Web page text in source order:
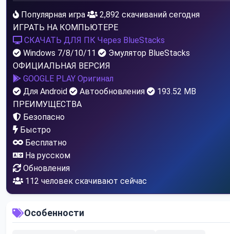
Популярная игра
2,892 скачиваний сегодня
ИГРАТЬ НА КОМПЬЮТЕРЕ
СКАЧАТЬ ДЛЯ ПК Через BlueStacks
Windows 7/8/10/11
Эмулятор BlueStacks
ОФИЦИАЛЬНАЯ ВЕРСИЯ
GOOGLE PLAY Оригинал
Для Android
Автообновления
193.52 MB
ПРЕИМУЩЕСТВА
Безопасно
Быстро
Бесплатно
На русском
Обновления
114 человек скачивают сейчас
Особенности